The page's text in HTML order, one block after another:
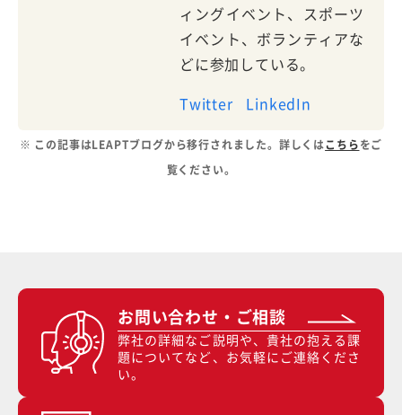
ィングイベント、スポーツ
イベント、ボランティアな
どに参加している。
Twitter
LinkedIn
※ この記事はLEAPTブログから移行されました。詳しくはこちらをご
覧ください。
お問い合わせ・ご相談
弊社の詳細なご説明や、貴社の抱える課
題についてなど、お気軽にご連絡くださ
い。